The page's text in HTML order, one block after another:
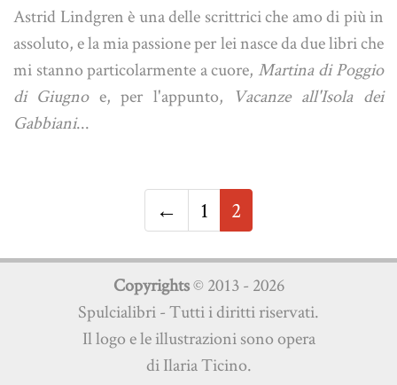
Astrid Lindgren è una delle scrittrici che amo di più in
assoluto, e la mia passione per lei nasce da due libri che
mi stanno particolarmente a cuore, Martina di Poggio
di Giugnoe, per l'appunto, Vacanze all'Isola dei
Gabbiani...
← 1 2
Copyrights© 2013 - 2026
Spulcialibri - Tutti i diritti riservati.
Il logo e le illustrazioni sono opera
di Ilaria Ticino.